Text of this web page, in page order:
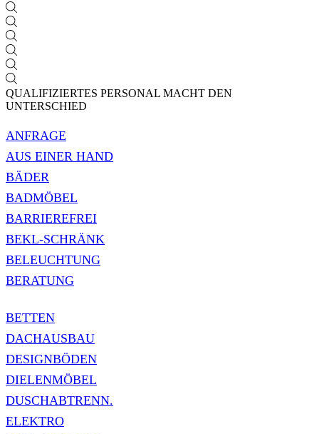
QUALIFIZIERTES PERSONAL MACHT DEN
UNTERSCHIED
ANFRAGE
AUS EINER HAND
BÄDER
BADMÖBEL
BARRIEREFREI
BEKL-SCHRÄNK
BELEUCHTUNG
BERATUNG
BETTEN
DACHAUSBAU
DESIGNBÖDEN
DIELENMÖBEL
DUSCHABTRENN.
ELEKTRO